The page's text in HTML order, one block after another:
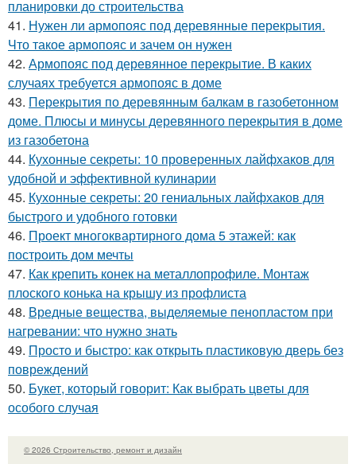
планировки до строительства
41. Нужен ли армопояс под деревянные перекрытия.
Что такое армопояс и зачем он нужен
42. Армопояс под деревянное перекрытие. В каких
случаях требуется армопояс в доме
43. Перекрытия по деревянным балкам в газобетонном
доме. Плюсы и минусы деревянного перекрытия в доме
из газобетона
44. Кухонные секреты: 10 проверенных лайфхаков для
удобной и эффективной кулинарии
45. Кухонные секреты: 20 гениальных лайфхаков для
быстрого и удобного готовки
46. Проект многоквартирного дома 5 этажей: как
построить дом мечты
47. Как крепить конек на металлопрофиле. Монтаж
плоского конька на крышу из профлиста
48. Вредные вещества, выделяемые пенопластом при
нагревании: что нужно знать
49. Просто и быстро: как открыть пластиковую дверь без
повреждений
50. Букет, который говорит: Как выбрать цветы для
особого случая
© 2026 Строительство, ремонт и дизайн